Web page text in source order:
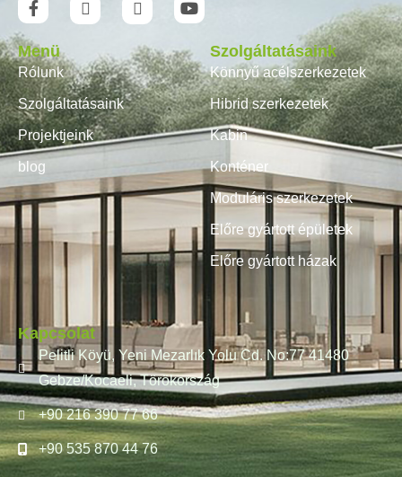
Menü
Rólunk
Szolgáltatásaink
Projektjeink
blog
Szolgáltatásaink
Könnyű acélszerkezetek
Hibrid szerkezetek
Kabin
Konténer
Moduláris szerkezetek
Előre gyártott épületek
Előre gyártott házak
Kapcsolat
Pelitli Köyü, Yeni Mezarlık Yolu Cd. No:77 41480
Gebze/Kocaeli, Törökország
+90 216 390 77 66
+90 535 870 44 76